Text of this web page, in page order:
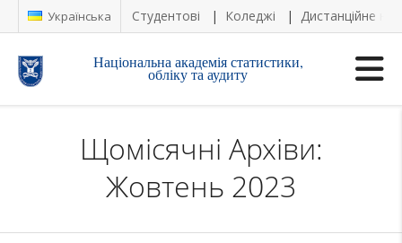
Українська Студентові Коледжі Дистанційне
Національна академія статистики,
обліку та аудиту
Щомісячні Архіви:
Жовтень 2023